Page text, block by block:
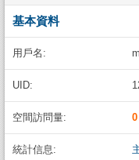
基本資料
用戶名:
UID:
空間訪問量: 0
統計信息: